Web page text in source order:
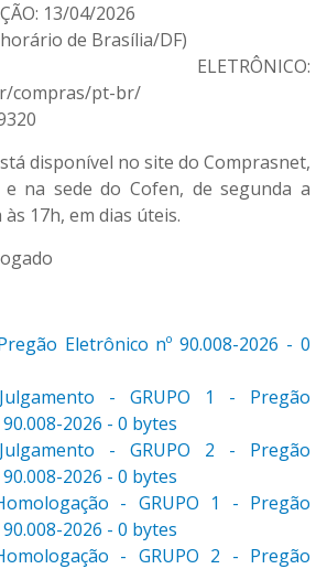
13/04/2026
de Brasília/DF)
ELETRÔNICO:
compras/pt-br/
disponível no site do Comprasnet,
na sede do Cofen, de segunda a
17h, em dias úteis.
Eletrônico nº 90.008-2026 - 0
- GRUPO 1 - Pregão
2026 - 0 bytes
- GRUPO 2 - Pregão
2026 - 0 bytes
- GRUPO 1 - Pregão
2026 - 0 bytes
- GRUPO 2 - Pregão